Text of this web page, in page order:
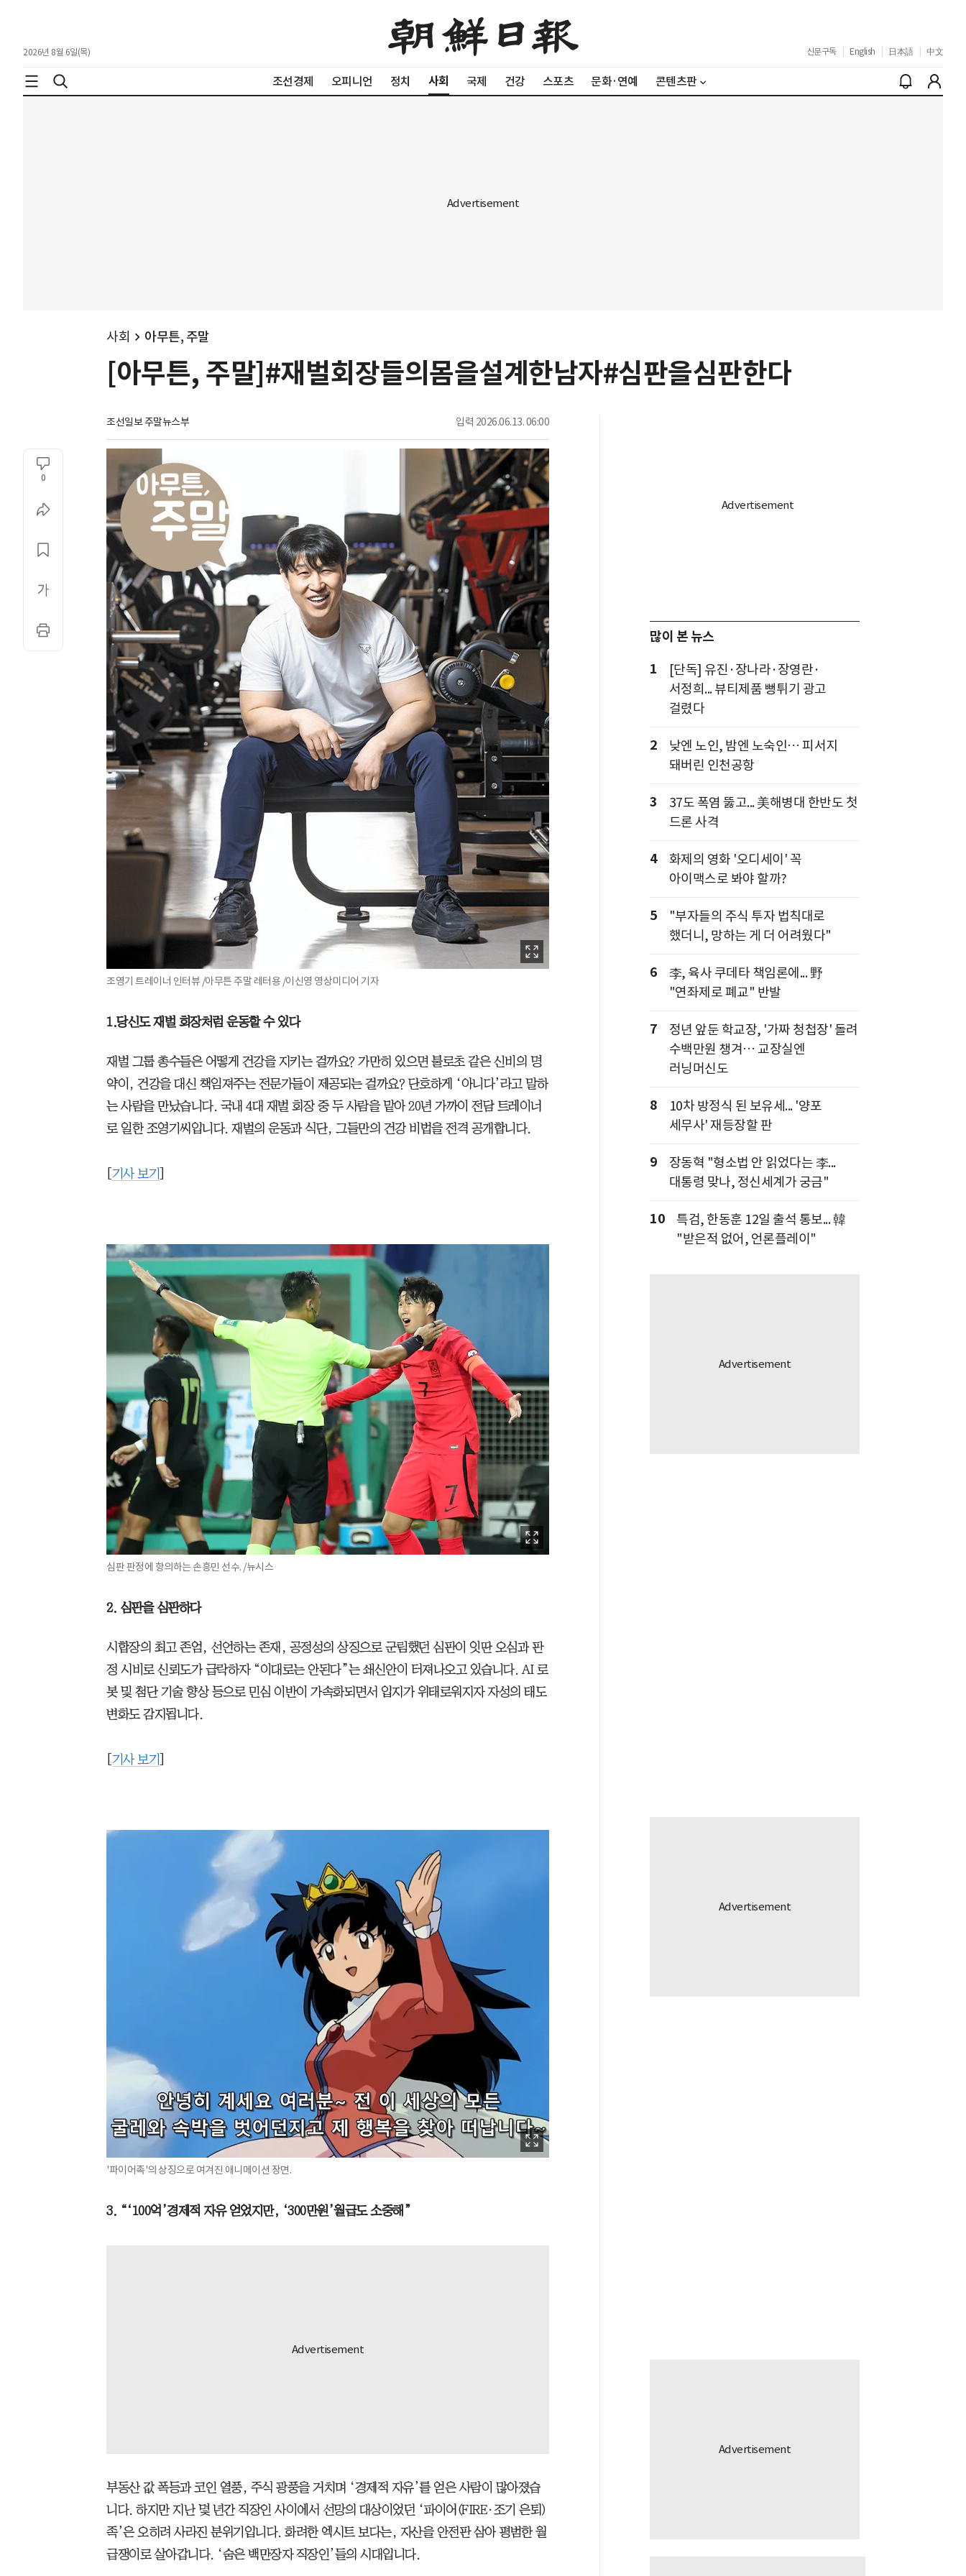
2026년 8월 6일(목) 신문구독 English 日本語 中文
조선경제 오피니언 정치 사회 국제 건강 스포츠 문화·연예 콘텐츠판
사회 아무튼, 주말
[아무튼, 주말]#재벌회장들의몸을설계한남자#심판을심판한다
조선일보 주말뉴스부 입력 2026.06.13. 06:00
0
조영기 트레이너 인터뷰 /아무튼 주말 레터용 /이신영 영상미디어 기자
1.당신도 재벌 회장처럼 운동할 수 있다
재벌 그룹 총수들은 어떻게 건강을 지키는 걸까요? 가만히 있으면 불로초 같은 신비의 명
약이, 건강을 대신 책임져주는 전문가들이 제공되는 걸까요? 단호하게 ‘아니다’라고 말하
는 사람을 만났습니다. 국내 4대 재벌 회장 중 두 사람을 맡아 20년 가까이 전담 트레이너
로 일한 조영기씨입니다. 재벌의 운동과 식단, 그들만의 건강 비법을 전격 공개합니다.
기사 보기
심판 판정에 항의하는 손흥민 선수. /뉴시스
2. 심판을 심판하다
시합장의 최고 존엄, 선언하는 존재, 공정성의 상징으로 군림했던 심판이 잇딴 오심과 판
정 시비로 신뢰도가 급락하자 “이대로는 안된다”는 쇄신안이 터져나오고 있습니다. AI 로
봇 및 첨단 기술 향상 등으로 민심 이반이 가속화되면서 입지가 위태로워지자 자성의 태도
변화도 감지됩니다.
기사 보기
'파이어족'의 상징으로 여겨진 애니메이션 장면.
3. “‘100억’경제적 자유 얻었지만, ‘300만원’월급도 소중해”
부동산 값 폭등과 코인 열풍, 주식 광풍을 거치며 ‘경제적 자유’를 얻은 사람이 많아졌습
니다. 하지만 지난 몇 년간 직장인 사이에서 선망의 대상이었던 ‘파이어(FIRE·조기 은퇴)
족’은 오히려 사라진 분위기입니다. 화려한 엑시트 보다는, 자산을 안전판 삼아 평범한 월
급쟁이로 살아갑니다. ‘숨은 백만장자 직장인’들의 시대입니다.
많이 본 뉴스
1
[단독] 유진·장나라·장영란·
서정희... 뷰티제품 뻥튀기 광고
걸렸다
2
낮엔 노인, 밤엔 노숙인… 피서지
돼버린 인천공항
3
37도 폭염 뚫고... 美해병대 한반도 첫
드론 사격
4
화제의 영화 '오디세이' 꼭
아이맥스로 봐야 할까?
5
"부자들의 주식 투자 법칙대로
했더니, 망하는 게 더 어려웠다"
6
李, 육사 쿠데타 책임론에... 野
"연좌제로 폐교" 반발
7
정년 앞둔 학교장, '가짜 청첩장' 돌려
수백만원 챙겨… 교장실엔
러닝머신도
8
10차 방정식 된 보유세... '양포
세무사' 재등장할 판
9
장동혁 "형소법 안 읽었다는 李...
대통령 맞나, 정신세계가 궁금"
10
특검, 한동훈 12일 출석 통보... 韓
"받은적 없어, 언론플레이"